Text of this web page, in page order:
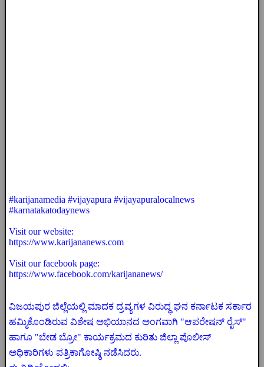
#karijanamedia #vijayapura #vijayapuralocalnews
#karnatakatodaynews
Visit our website:
https://www.karijananews.com
Visit our facebook page:
https://www.facebook.com/karijananews/
ವಿಜಯಪುರ ಜಿಲ್ಲೆಯಲ್ಲಿ ಮಾದಕ ದ್ರವ್ಯಗಳ ವಿರುದ್ಧ ಘನ ಕರ್ನಾಟಕ ಸರ್ಕಾರ
ಹಮ್ಮಿಕೊಂಡಿರುವ ವಿಶೇಷ ಅಭಿಯಾನದ ಅಂಗವಾಗಿ "ಆಪರೇಷನ್ ರೈಸ್"
ಹಾಗೂ "ಬೇಡ ಬ್ರೋ" ಕಾರ್ಯಕ್ರಮದ ಕುರಿತು ಜಿಲ್ಲಾ ಪೊಲೀಸ್
ಅಧಿಕಾರಿಗಳು ಪತ್ರಿಕಾಗೋಷ್ಠಿ ನಡೆಸಿದರು.